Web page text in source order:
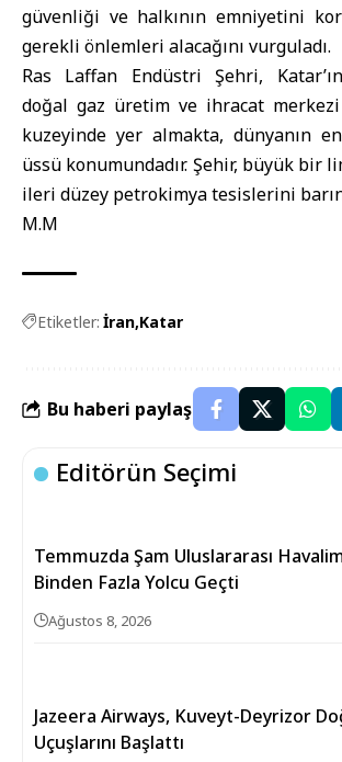
güvenliği ve halkının emniyetini
gerekli önlemleri alacağını vurguladı.
Ras Laffan Endüstri Şehri, Katar’ın
doğal gaz üretim ve ihracat merkezi
kuzeyinde yer almakta, dünyanın
üssü konumundadır. Şehir, büyük bir
ileri düzey petrokimya tesislerini
M.M
Etiketler: İran Katar
Bu haberi paylaş
Editörün Seçimi
Temmuzda Şam Uluslararası
Binden Fazla Yolcu Geçti
Ağustos 8, 2026
Jazeera Airways, Kuveyt-Deyrizor
Uçuşlarını Başlattı